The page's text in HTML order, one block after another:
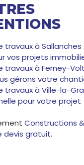
travaux à Sallanches
vos projets
travaux à Ferney-
gérons votre
travaux à Ville-la-
pour votre projet
Constructions
devis gratuit.